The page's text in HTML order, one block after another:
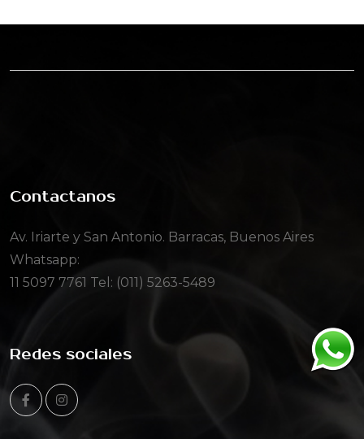
Contactanos
Av. Iriarte y San Antonio. Barracas, Buenos Aires
Whatsapp:
11 5097 7761 Tel: (011) 5263-5489
Redes sociales